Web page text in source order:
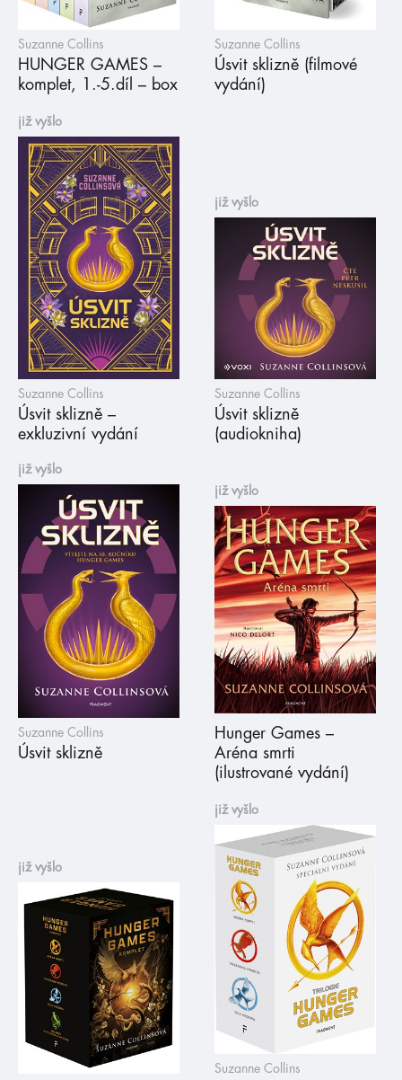
Suzanne Collins
HUNGER GAMES –
komplet, 1.-5.díl – box
Suzanne Collins
Úsvit sklizně (filmové
vydání)
již vyšlo
Suzanne Collins
Úsvit sklizně –
exkluzivní vydání
již vyšlo
Suzanne Collins
Úsvit sklizně
(audiokniha)
již vyšlo
Suzanne Collins
Úsvit sklizně
již vyšlo
Hunger Games –
Aréna smrti
(ilustrované vydání)
již vyšlo
již vyšlo
Suzanne Collins